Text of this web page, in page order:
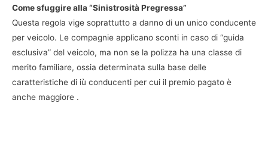
Come sfuggire alla “Sinistrosità Pregressa”
Questa regola vige soprattutto a danno di un unico conducente
per veicolo. Le compagnie applicano sconti in caso di “guida
esclusiva” del veicolo, ma non se la polizza ha una classe di
merito familiare, ossia determinata sulla base delle
caratteristiche di iù conducenti per cui il premio pagato è
anche maggiore .